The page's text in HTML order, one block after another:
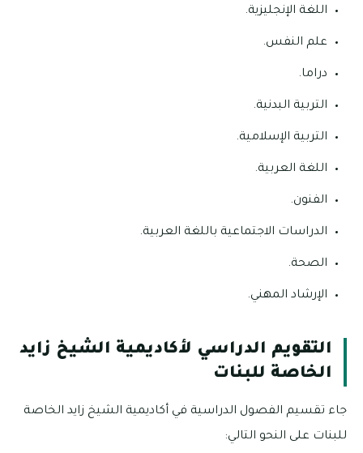
اللغة الإنجليزية.
علم النفس.
دراما.
التربية البدنية.
التربية الإسلامية.
اللغة العربية.
الفنون.
الدراسات الاجتماعية باللغة العربية.
الصحة.
الإرشاد المهني.
التقويم الدراسي لأكاديمية الشيخ زايد
الخاصة للبنات
جاء تقسيم الفصول الدراسية في أكاديمية الشيخ زايد الخاصة
للبنات على النحو التالي: